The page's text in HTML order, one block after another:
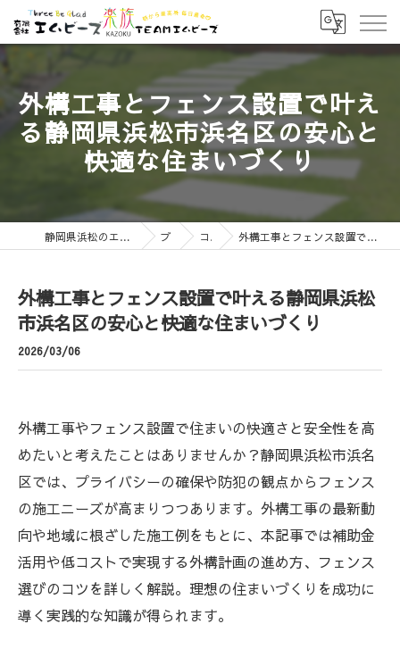
外構工事とフェンス設置で叶え
る静岡県浜松市浜名区の安心と
快適な住まいづくり
静岡県浜松のエクステリアなら有限会社エムビーズ ブログ コラム 外構工事とフェンス設置で叶える静岡県浜松市浜名区の安心と快適な住まいづくり
外構工事とフェンス設置で叶える静岡県浜松
市浜名区の安心と快適な住まいづくり
2026/03/06
外構工事やフェンス設置で住まいの快適さと安全性を高
めたいと考えたことはありませんか？静岡県浜松市浜名
区では、プライバシーの確保や防犯の観点からフェンス
の施工ニーズが高まりつつあります。外構工事の最新動
向や地域に根ざした施工例をもとに、本記事では補助金
活用や低コストで実現する外構計画の進め方、フェンス
選びのコツを詳しく解説。理想の住まいづくりを成功に
導く実践的な知識が得られます。